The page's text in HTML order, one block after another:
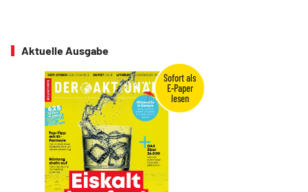
Aktuelle Ausgabe